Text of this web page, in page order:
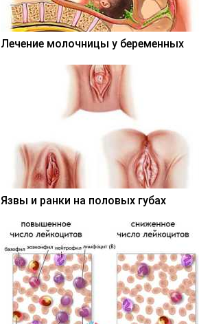
Лечение молочницы у беременных
Язвы и ранки на половых губах